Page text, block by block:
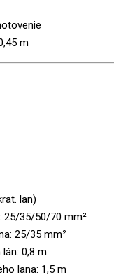
m
lan)
25/35/50/70 mm²
25/35 mm²
0,8 m
lana: 1,5 m